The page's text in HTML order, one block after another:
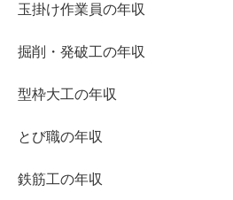
玉掛け作業員の年収
掘削・発破工の年収
型枠大工の年収
とび職の年収
鉄筋工の年収